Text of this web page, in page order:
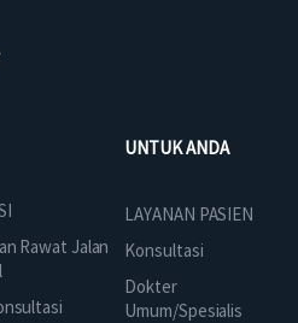
Rawat Jalan
UNTUK ANDA
LAYANAN PASIEN
Konsultasi
Dokter
Umum/Spesialis